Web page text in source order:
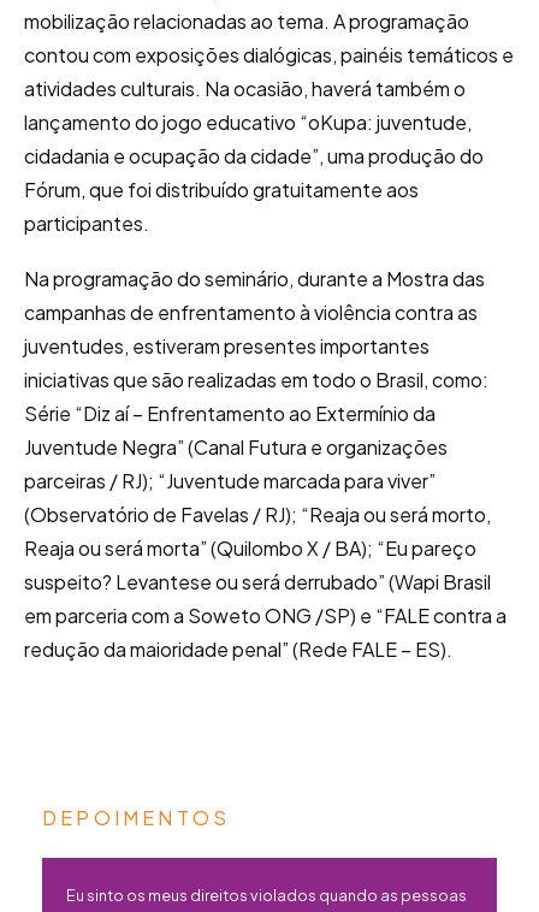
mobilização relacionadas ao tema. A programação
contou com exposições dialógicas, painéis temáticos e
atividades culturais. Na ocasião, haverá também o
lançamento do jogo educativo “oKupa: juventude,
cidadania e ocupação da cidade”, uma produção do
Fórum, que foi distribuído gratuitamente aos
participantes.
Na programação do seminário, durante a Mostra das
campanhas de enfrentamento à violência contra as
juventudes, estiveram presentes importantes
iniciativas que são realizadas em todo o Brasil, como:
Série “Diz aí – Enfrentamento ao Extermínio da
Juventude Negra” (Canal Futura e organizações
parceiras / RJ); “Juventude marcada para viver”
(Observatório de Favelas / RJ); “Reaja ou será morto,
Reaja ou será morta” (Quilombo X / BA); “Eu pareço
suspeito? Levante­se ou será derrubado” (Wapi Brasil
em parceria com a Soweto ONG /SP) e “FALE contra a
redução da maioridade penal” (Rede FALE – ES).
DEPOIMENTOS
Eu sinto os meus direitos violados quando as pessoas